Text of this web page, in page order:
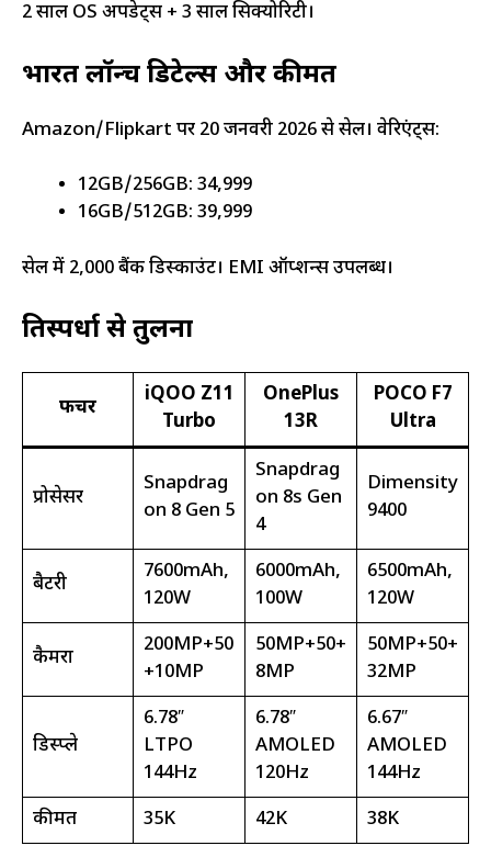
2 साल OS अपडेट्स + 3 साल सिक्योरिटी।
भारत लॉन्च डिटेल्स और कीमत
Amazon/Flipkart पर 20 जनवरी 2026 से सेल। वेरिएंट्स:
12GB/256GB: ₹34,999
16GB/512GB: ₹39,999
सेल में ₹2,000 बैंक डिस्काउंट। EMI ऑप्शन्स उपलब्ध।
प्रतिस्पर्धा से तुलना
फीचर
iQOO Z11
Turbo
OnePlus
13R
POCO F7
Ultra
प्रोसेसर
Snapdrag
on 8 Gen 5
Snapdrag
on 8s Gen
4
Dimensity
9400
बैटरी
7600mAh,
120W
6000mAh,
100W
6500mAh,
120W
कैमरा
200MP+50
+10MP
50MP+50+
8MP
50MP+50+
32MP
डिस्प्ले
6.78″
LTPO
144Hz
6.78″
AMOLED
120Hz
6.67″
AMOLED
144Hz
कीमत
₹35K ₹42K ₹38K